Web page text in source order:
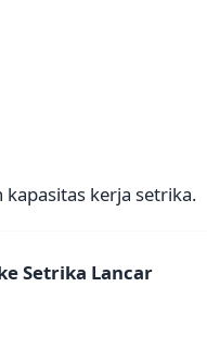
kerja setrika.
Setrika Lancar